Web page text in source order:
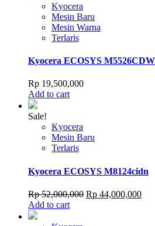
Kyocera
Mesin Baru
Mesin Warna
Terlaris
Kyocera ECOSYS M5526CDW
Rp 19,500,000
Add to cart
Sale!
Kyocera
Mesin Baru
Terlaris
Kyocera ECOSYS M8124cidn
Rp52,000,000 Original
Rp 44,000,000
Add to cart